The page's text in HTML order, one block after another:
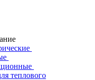
теплового